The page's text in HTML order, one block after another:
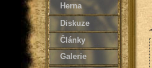
Herna
Diskuze
Články
Galerie